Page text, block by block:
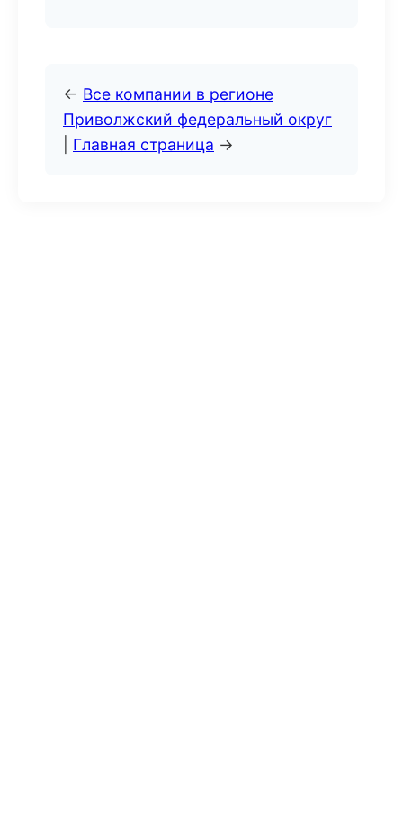
← Все компании в регионе
Приволжский федеральный округ
Главная страница →